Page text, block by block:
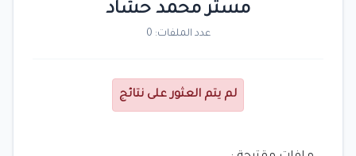
مستر محمد حشاد
عدد الملفات: 0
لم يتم العثور على نتائج